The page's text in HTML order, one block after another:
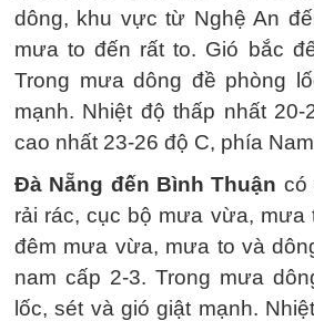
dông, khu vực từ Nghệ An
mưa to đến rất to. Gió bắc
Trong mưa dông đề phòng
mạnh. Nhiệt độ thấp nhất
cao nhất 23-26 độ C, phía
Đà Nẵng đến Bình Thuận có
rải rác, cục bộ mưa vừa, mưa
đêm mưa vừa, mưa to và
nam cấp 2-3. Trong mưa
lốc, sét và gió giật mạnh.